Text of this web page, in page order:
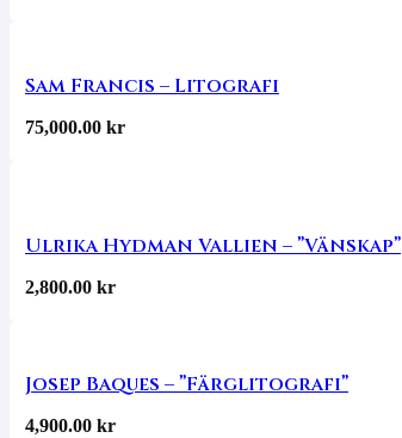
Sam Francis – Litografi
75,000.00 kr
Ulrika Hydman Vallien – ”Vänskap”
2,800.00 kr
Josep Baques – ”Färglitografi”
4,900.00 kr